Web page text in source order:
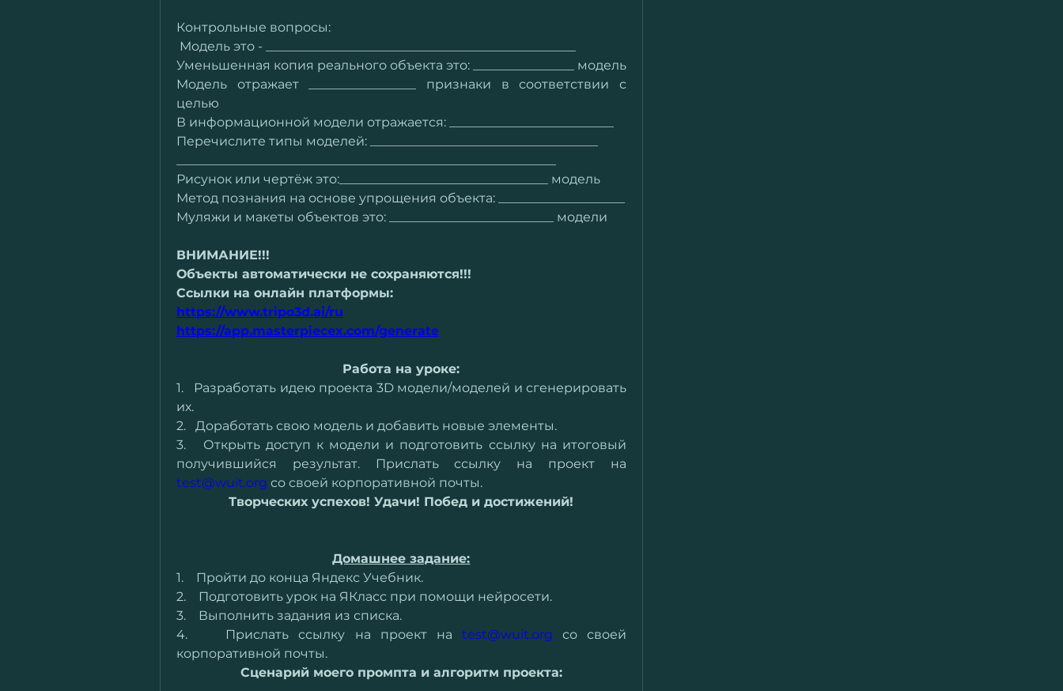
Контрольные вопросы:
Модель это - _________________________________________________
Уменьшенная копия реального объекта это: ________________ модель
Модель отражает _________________ признаки в соответствии с
целью
В информационной модели отражается: __________________________
Перечислите типы моделей: ____________________________________
Рисунок или чертёж это:_________________________________ модель
Метод познания на основе упрощения объекта: ____________________
Муляжи и макеты объектов это: __________________________ модели
ВНИМАНИЕ!!!
Объекты автоматически не сохраняются!!!
Ссылки на онлайн платформы:
https://www.tripo3d.ai/ru
https://app.masterpiecex.com/generate
Работа на уроке:
1.   Разработать идею проекта 3D модели/моделей и сгенерировать
их.
2.   Доработать свою модель и добавить новые элементы.
3.   Открыть доступ к модели и подготовить ссылку на итоговый
test@wuit.org со своей корпоративной почты.
Творческих успехов! Удачи! Побед и достижений!
Домашнее задание:
1.    Пройти до конца Яндекс Учебник.
2.    Подготовить урок на ЯКласс при помощи нейросети.
3.    Выполнить задания из списка.
4.    Прислать ссылку на проект на test@wuit.org со своей
корпоративной почты.
Сценарий моего промпта и алгоритм проекта: